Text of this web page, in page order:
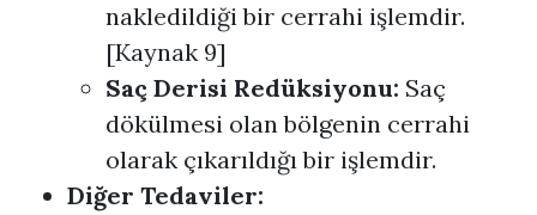
nakledildiği bir cerrahi işlemdir.
[Kaynak 9]
Saç Derisi Redüksiyonu: Saç
dökülmesi olan bölgenin cerrahi
olarak çıkarıldığı bir işlemdir.
Diğer Tedaviler: